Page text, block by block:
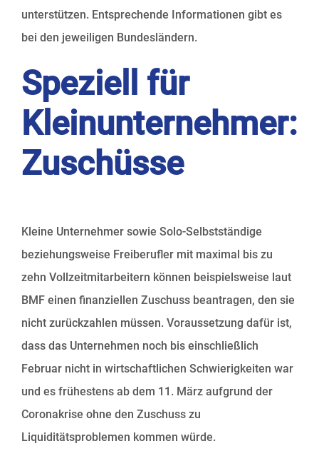
unterstützen. Entsprechende Informationen gibt es
bei den jeweiligen Bundesländern.
Speziell für
Kleinunternehmer:
Zuschüsse
Kleine Unternehmer sowie Solo-Selbstständige
beziehungsweise Freiberufler mit maximal bis zu
zehn Vollzeitmitarbeitern können beispielsweise laut
BMF einen finanziellen Zuschuss beantragen, den sie
nicht zurückzahlen müssen. Voraussetzung dafür ist,
dass das Unternehmen noch bis einschließlich
Februar nicht in wirtschaftlichen Schwierigkeiten war
und es frühestens ab dem 11. März aufgrund der
Coronakrise ohne den Zuschuss zu
Liquiditätsproblemen kommen würde.